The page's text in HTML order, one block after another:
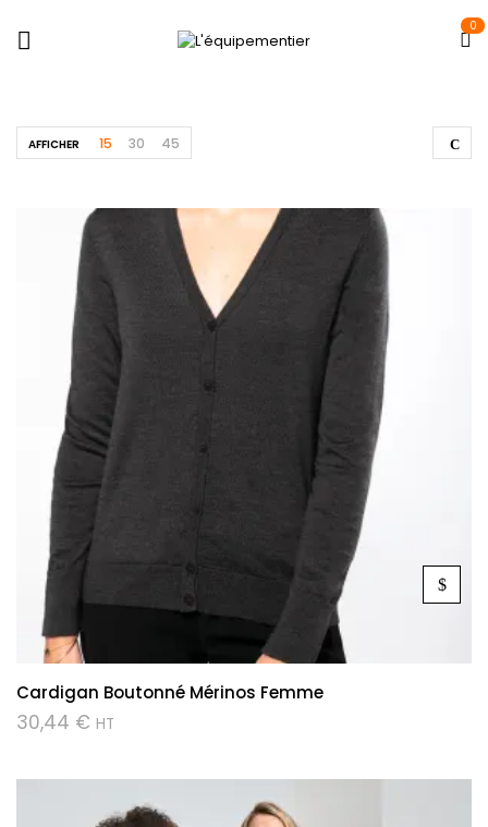
0
AFFICHER 15 30 45
Cardigan Boutonné Mérinos Femme
30,44 € HT